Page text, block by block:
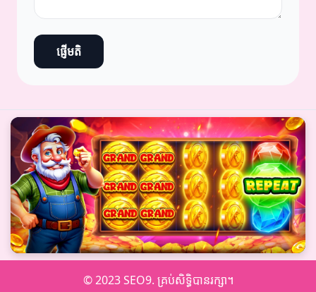
ផ្ញើមតិ
© 2023 SEO9. គ្រប់សិទ្ធិបានរក្សា។